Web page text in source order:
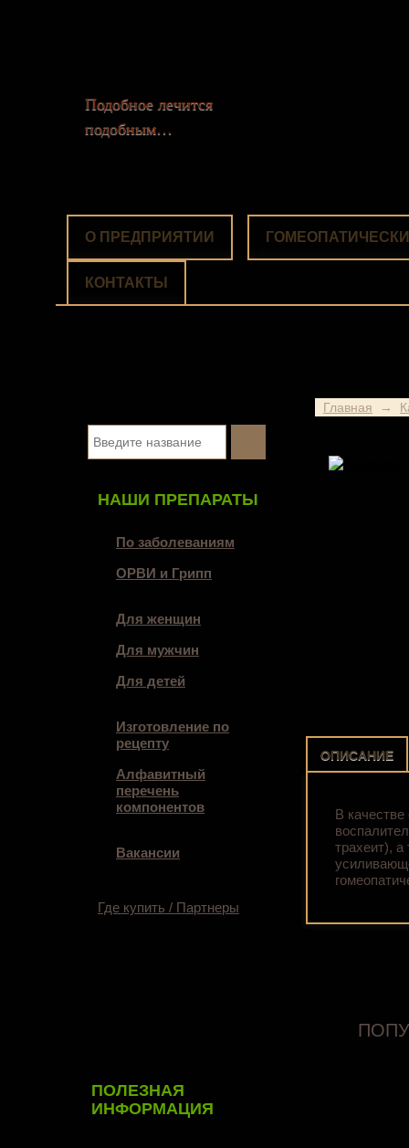
Подобное лечится
подобным…
О ПРЕДПРИЯТИИ
КОНТАКТЫ
Главная →
ОПИСАНИЕ
В качестве
трахеит),
НАШИ ПРЕПАРАТЫ
По заболеваниям
ОРВИ и Грипп
Для женщин
Для мужчин
Для детей
Изготовление по
рецепту
Алфавитный
перечень
компонентов
Вакансии
Где купить / Партнеры
ПОЛЕЗНАЯ
ИНФОРМАЦИЯ